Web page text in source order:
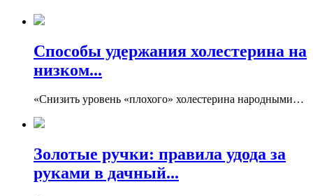
Способы удержания холестерина на
низком...
«Снизить уровень «плохого» холестерина народными…
Золотые ручки: правила удода за
руками в дачный...